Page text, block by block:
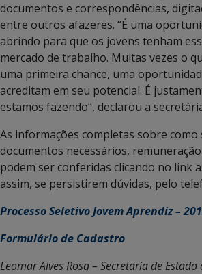
documentos e correspondências,
entre outros afazeres. “É uma
abrindo para que os jovens tenham
mercado de trabalho. Muitas vezes o
uma primeira chance, uma
acreditam em seu potencial. É
estamos fazendo”, declarou a
As informações completas sobre como
documentos necessários,
podem ser conferidas clicando no link
assim, se persistirem dúvidas, pelo
Processo Seletivo Jovem Aprendiz –
Formulário de Cadastro
Leomar Alves Rosa – Secretaria de